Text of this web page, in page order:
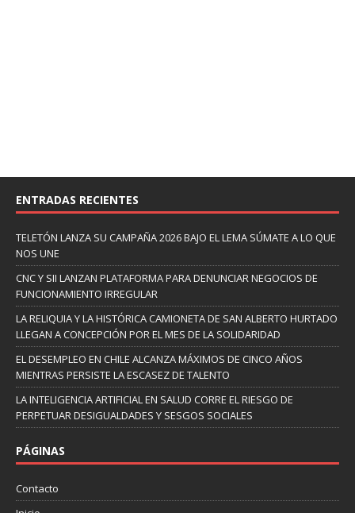
ENTRADAS RECIENTES
TELETÓN LANZA SU CAMPAÑA 2026 BAJO EL LEMA SÚMATE A LO QUE
NOS UNE
CNC Y SII LANZAN PLATAFORMA PARA DENUNCIAR NEGOCIOS DE
FUNCIONAMIENTO IRREGULAR
LA RELIQUIA Y LA HISTÓRICA CAMIONETA DE SAN ALBERTO HURTADO
LLEGAN A CONCEPCIÓN POR EL MES DE LA SOLIDARIDAD
EL DESEMPLEO EN CHILE ALCANZA MÁXIMOS DE CINCO AÑOS
MIENTRAS PERSISTE LA ESCASEZ DE TALENTO
LA INTELIGENCIA ARTIFICIAL EN SALUD CORRE EL RIESGO DE
PERPETUAR DESIGUALDADES Y SESGOS SOCIALES
PÁGINAS
Contacto